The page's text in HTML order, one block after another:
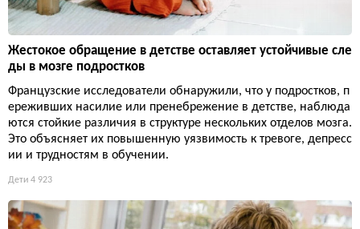
Жестокое обращение в детстве оставляет устойчивые сле
ды в мозге подростков
Французские исследователи обнаружили, что у подростков, п
ереживших насилие или пренебрежение в детстве, наблюда
ются стойкие различия в структуре нескольких отделов мозга.
Это объясняет их повышенную уязвимость к тревоге, депресс
ии и трудностям в обучении.
Дети 4 923